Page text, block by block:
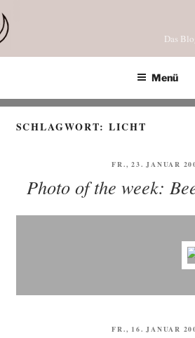
Inhalt
springen
Das
Menü
SCHLAGWORT:LICHT
VERÖFFENTLICHT
FR., 23. JANUAR
Photo of the week:
VERÖFFENTLICHT
FR., 16. JANUAR